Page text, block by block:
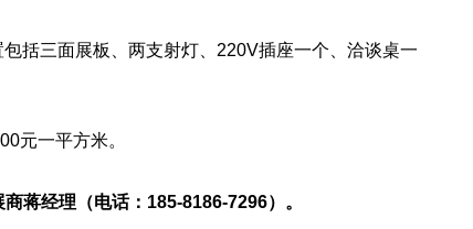
括三面展板、两支射灯、220V插座一个、洽谈桌一
元一平方米。
商蒋经理 （电话： 185-8186-7296）。